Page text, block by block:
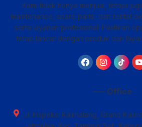
Kami tidak hanya menjual, tetapi
maintenance, spare parts, dan rental
serta layanan profesional. Pastikan
tetap lancar dengan produk dan
—– Office
Jl. Inspeksi Kalimalang, Grand